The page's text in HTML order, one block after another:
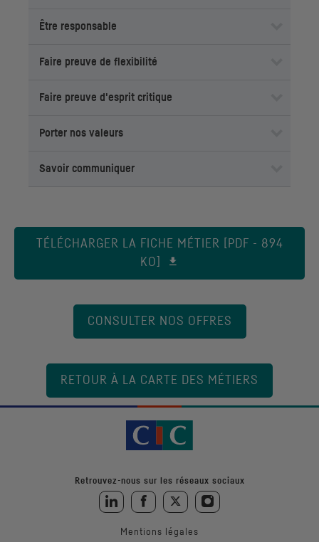
Être responsable
Faire preuve de flexibilité
Faire preuve d'esprit critique
Porter nos valeurs
Savoir communiquer
TÉLÉCHARGER LA FICHE MÉTIER [PDF - 894
KO]
CONSULTER NOS OFFRES
RETOUR À LA CARTE DES MÉTIERS
Retrouvez-nous sur les réseaux sociaux
Retrouvez-nous sur LinkedIn
Retrouvez-nous sur Facebook
Retrouvez-nous sur Twitter
Retrouvez-nous sur
Mentions légales